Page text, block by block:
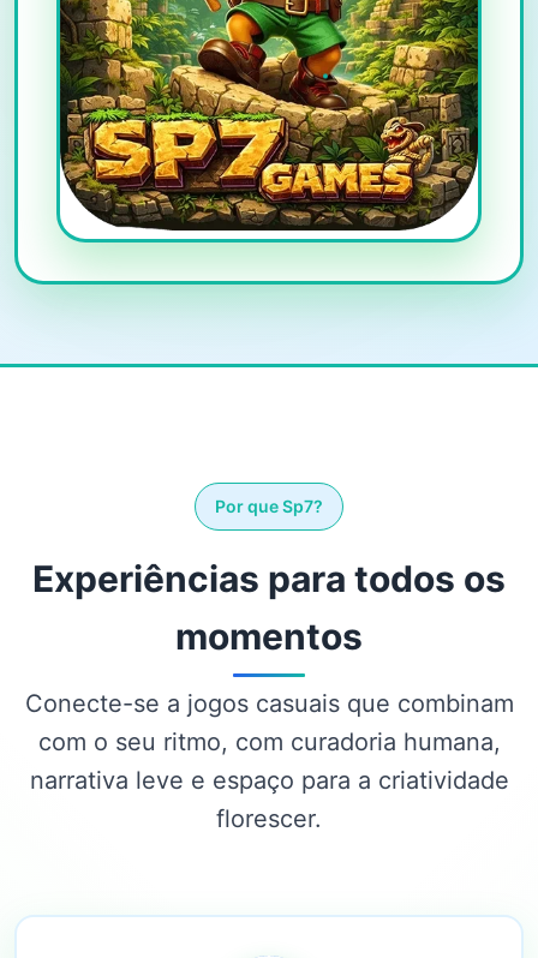
Por que Sp7?
Experiências para todos os
momentos
Conecte-se a jogos casuais que combinam
com o seu ritmo, com curadoria humana,
narrativa leve e espaço para a criatividade
florescer.